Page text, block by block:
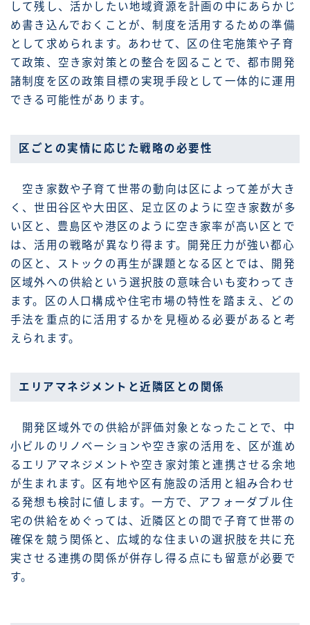
して残し、活かしたい地域資源を計画の中にあらかじ
め書き込んでおくことが、制度を活用するための準備
として求められます。あわせて、区の住宅施策や子育
て政策、空き家対策との整合を図ることで、都市開発
諸制度を区の政策目標の実現手段として一体的に運用
できる可能性があります。
区ごとの実情に応じた戦略の必要性
空き家数や子育て世帯の動向は区によって差が大き
く、世田谷区や大田区、足立区のように空き家数が多
い区と、豊島区や港区のように空き家率が高い区とで
は、活用の戦略が異なり得ます。開発圧力が強い都心
の区と、ストックの再生が課題となる区とでは、開発
区域外への供給という選択肢の意味合いも変わってき
ます。区の人口構成や住宅市場の特性を踏まえ、どの
手法を重点的に活用するかを見極める必要があると考
えられます。
エリアマネジメントと近隣区との関係
開発区域外での供給が評価対象となったことで、中
小ビルのリノベーションや空き家の活用を、区が進め
るエリアマネジメントや空き家対策と連携させる余地
が生まれます。区有地や区有施設の活用と組み合わせ
る発想も検討に値します。一方で、アフォーダブル住
宅の供給をめぐっては、近隣区との間で子育て世帯の
確保を競う関係と、広域的な住まいの選択肢を共に充
実させる連携の関係が併存し得る点にも留意が必要で
す。